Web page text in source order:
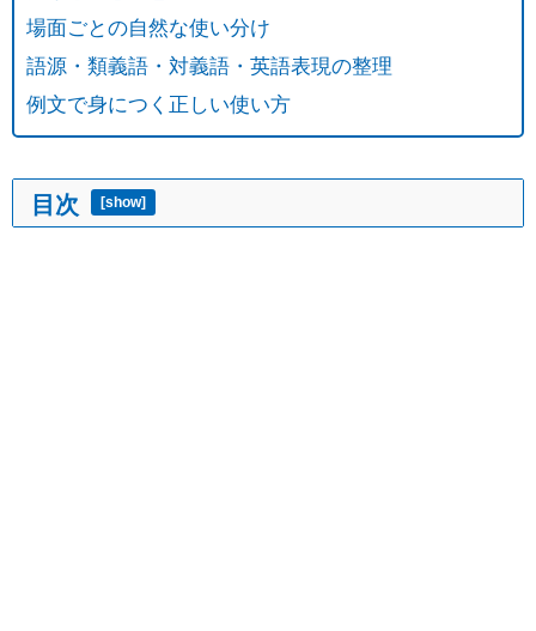
場面ごとの自然な使い分け
語源・類義語・対義語・英語表現の整理
例文で身につく正しい使い方
目次 [show]